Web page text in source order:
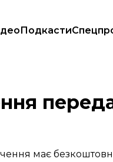
Подкасти
має